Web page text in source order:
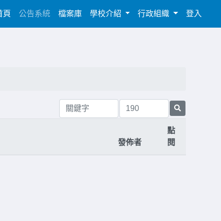
頁(current)
公告系統 檔案庫 學校介紹 行政組織 登入
發佈者
點
閱